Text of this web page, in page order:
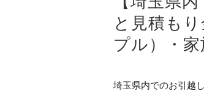
と見積も
プル）・
埼玉県内でのお引越